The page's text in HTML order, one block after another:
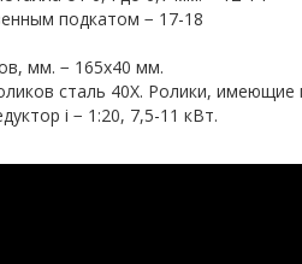
подкатом − 17-18
мм. − 165х40 мм.
сталь 40Х. Ролики, имеющие
i − 1:20, 7,5-11 кВт.